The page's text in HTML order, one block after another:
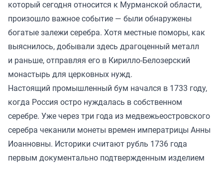
который сегодня относится к Мурманской области,
произошло важное событие — были обнаружены
богатые залежи серебра. Хотя местные поморы, как
выяснилось, добывали здесь драгоценный металл
и раньше, отправляя его в Кирилло-Белозерский
монастырь для церковных нужд.
Настоящий промышленный бум начался в 1733 году,
когда Россия остро нуждалась в собственном
серебре. Уже через три года из медвежьеостровского
серебра чеканили монеты времен императрицы Анны
Иоанновны. Историки считают рубль 1736 года
первым документально подтвержденным изделием